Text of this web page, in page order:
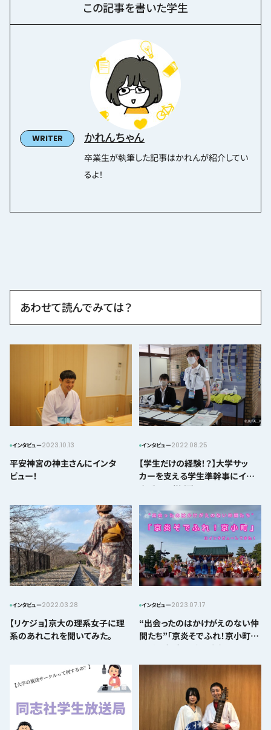
この記事を書いた学生
かれんちゃん
卒業生が執筆した記事はかれんが紹介してい
るよ！
あわせて読んでみては？
インタビュー2023.10.13
平安神宮の神主さんにインタ
ビュー！
インタビュー2022.08.25
【学生だけの経験！？】大学サッ
カーを支える学生準幹事にイン
タビュー（後編）
インタビュー2022.03.28
【リケジョ】京大の理系女子に理
系のあれこれを聞いてみた。
インタビュー2023.07.17
“出会ったのはかけがえのない仲
間たち”「京炎そでふれ！京小町」
にインタビューしてきた！